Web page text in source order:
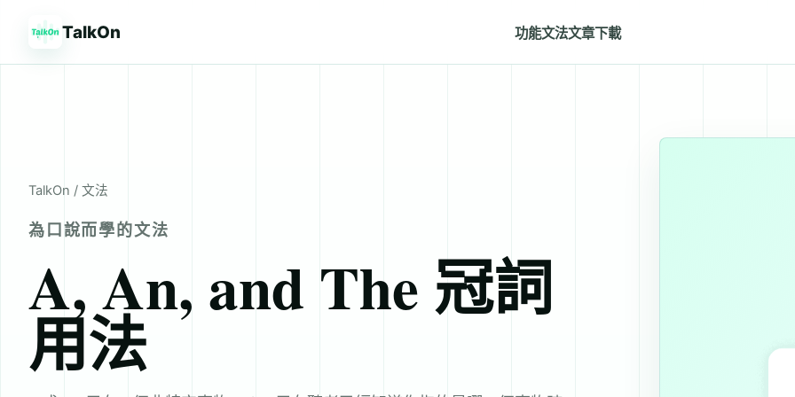
TalkOn 功能文法文章下載
TalkOn / 文法
為口說而學的文法
A, An, and The 冠詞
用法